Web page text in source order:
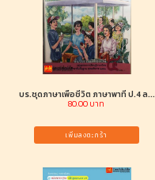
บร.ชุดภาษาเพื่อชีวิต ภาษาพาที ป.4 ล...
80.00 บาท
เพิ่มลงตะกร้า